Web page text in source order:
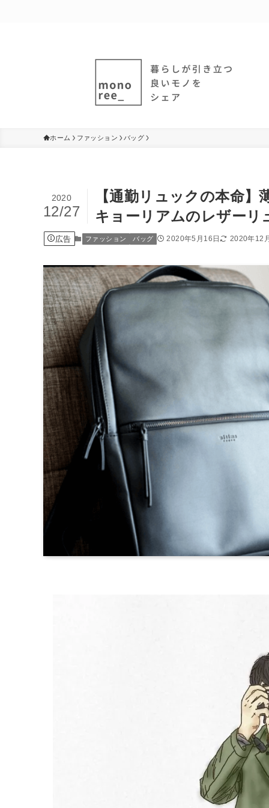
ホーム ファッション バッグ
【通勤リュックの本命
キョーリアムのレザーリ
2020
12/27
広告 ファッション バッグ 2020年5月16日 2020年12